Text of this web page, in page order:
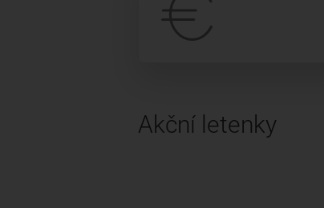
Akční letenky